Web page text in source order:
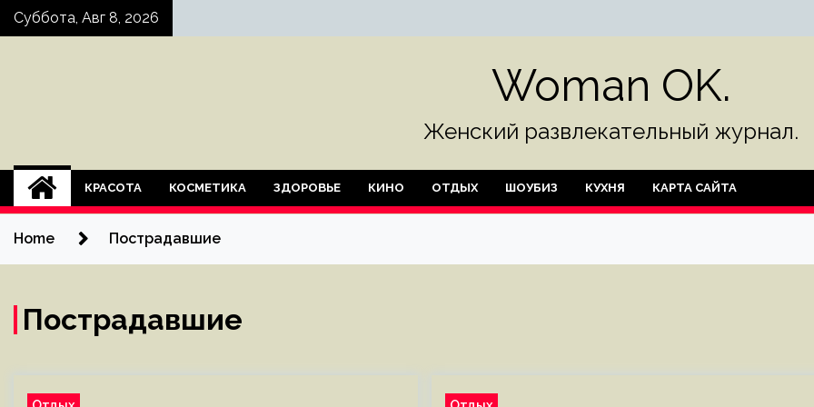
SkipСуббота, Авг 8, 2026
Woman OK.
Женский развлекательный журнал.
КРАСОТА КОСМЕТИКА ЗДОРОВЬЕ КИНО ОТДЫХ ШОУБИЗ КУХНЯ КАРТА САЙТА
Home Пострадавшие
Пострадавшие